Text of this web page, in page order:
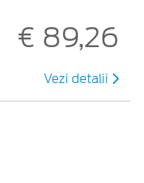
€ 89,26
Vezi detalii